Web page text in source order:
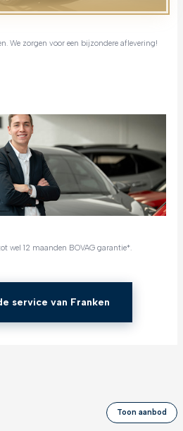
We zorgen voor een bijzondere aflevering!
wel 12 maanden BOVAG garantie*.
service van Franken
Toon aanbod